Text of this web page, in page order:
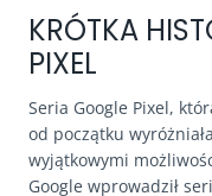
KRÓTKA
PIXEL
Seria Google Pixel,
od początku
wyjątkowymi
Google wprowadził